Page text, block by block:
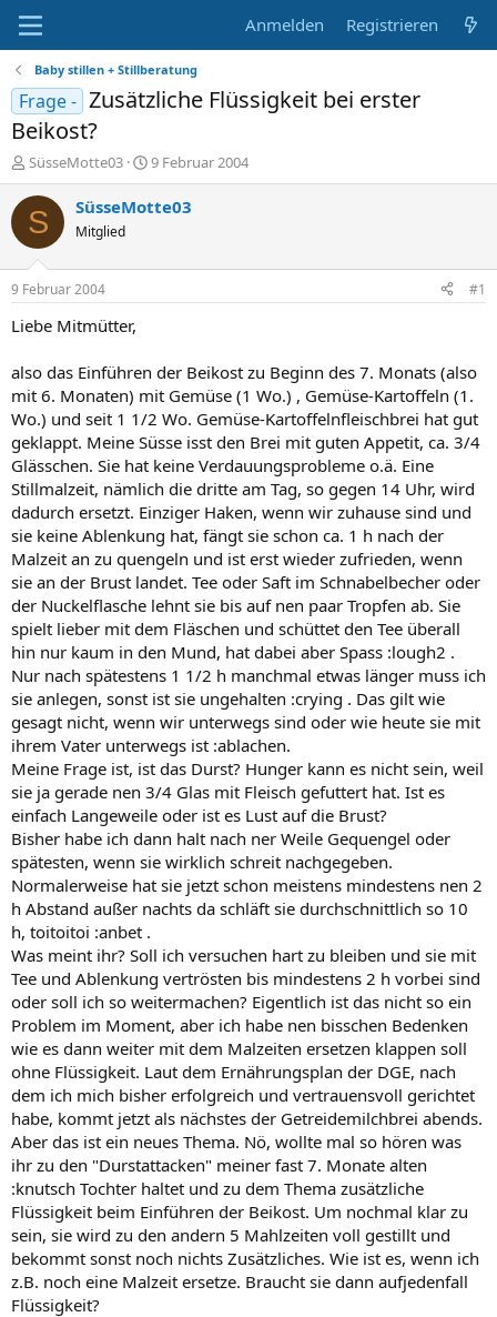
Anmelden Registrieren
Baby stillen + Stillberatung
Frage - Zusätzliche Flüssigkeit bei erster
Beikost?
E
r
s
t
l
e
r
SüsseMotte03
E
r
s
t
9 Februar 2004
S SüsseMotte03
Mitglied
9 Februar 2004 #1
Liebe Mitmütter,
also das Einführen der Beikost zu Beginn des 7. Monats (also
mit 6. Monaten) mit Gemüse (1 Wo.) , Gemüse-Kartoffeln (1.
Wo.) und seit 1 1/2 Wo. Gemüse-Kartoffelnfleischbrei hat gut
geklappt. Meine Süsse isst den Brei mit guten Appetit, ca. 3/4
Glässchen. Sie hat keine Verdauungsprobleme o.ä. Eine
Stillmalzeit, nämlich die dritte am Tag, so gegen 14 Uhr, wird
dadurch ersetzt. Einziger Haken, wenn wir zuhause sind und
sie keine Ablenkung hat, fängt sie schon ca. 1 h nach der
Malzeit an zu quengeln und ist erst wieder zufrieden, wenn
sie an der Brust landet. Tee oder Saft im Schnabelbecher oder
der Nuckelflasche lehnt sie bis auf nen paar Tropfen ab. Sie
spielt lieber mit dem Fläschen und schüttet den Tee überall
hin nur kaum in den Mund, hat dabei aber Spass :lough2 .
Nur nach spätestens 1 1/2 h manchmal etwas länger muss ich
sie anlegen, sonst ist sie ungehalten :crying . Das gilt wie
gesagt nicht, wenn wir unterwegs sind oder wie heute sie mit
ihrem Vater unterwegs ist :ablachen.
Meine Frage ist, ist das Durst? Hunger kann es nicht sein, weil
sie ja gerade nen 3/4 Glas mit Fleisch gefuttert hat. Ist es
einfach Langeweile oder ist es Lust auf die Brust?
Bisher habe ich dann halt nach ner Weile Gequengel oder
spätesten, wenn sie wirklich schreit nachgegeben.
Normalerweise hat sie jetzt schon meistens mindestens nen 2
h Abstand außer nachts da schläft sie durchschnittlich so 10
h, toitoitoi :anbet .
Was meint ihr? Soll ich versuchen hart zu bleiben und sie mit
Tee und Ablenkung vertrösten bis mindestens 2 h vorbei sind
oder soll ich so weitermachen? Eigentlich ist das nicht so ein
Problem im Moment, aber ich habe nen bisschen Bedenken
wie es dann weiter mit dem Malzeiten ersetzen klappen soll
ohne Flüssigkeit. Laut dem Ernährungsplan der DGE, nach
dem ich mich bisher erfolgreich und vertrauensvoll gerichtet
habe, kommt jetzt als nächstes der Getreidemilchbrei abends.
Aber das ist ein neues Thema. Nö, wollte mal so hören was
ihr zu den "Durstattacken" meiner fast 7. Monate alten
:knutsch Tochter haltet und zu dem Thema zusätzliche
Flüssigkeit beim Einführen der Beikost. Um nochmal klar zu
sein, sie wird zu den andern 5 Mahlzeiten voll gestillt und
bekommt sonst noch nichts Zusätzliches. Wie ist es, wenn ich
z.B. noch eine Malzeit ersetze. Braucht sie dann aufjedenfall
Flüssigkeit?